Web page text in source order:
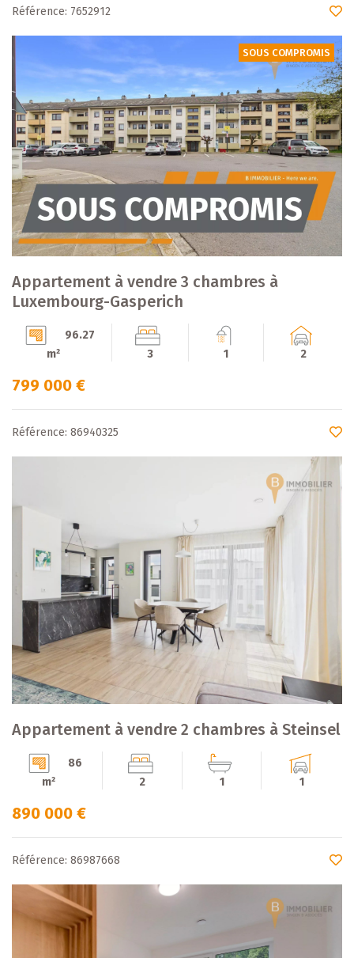
Référence: 7652912
SOUS COMPROMIS
Appartement à vendre 3 chambres à
Luxembourg-Gasperich
96.27
m²
3 1 2
799 000 €
Référence: 86940325
Appartement à vendre 2 chambres à Steinsel
86
m²
2 1 1
890 000 €
Référence: 86987668